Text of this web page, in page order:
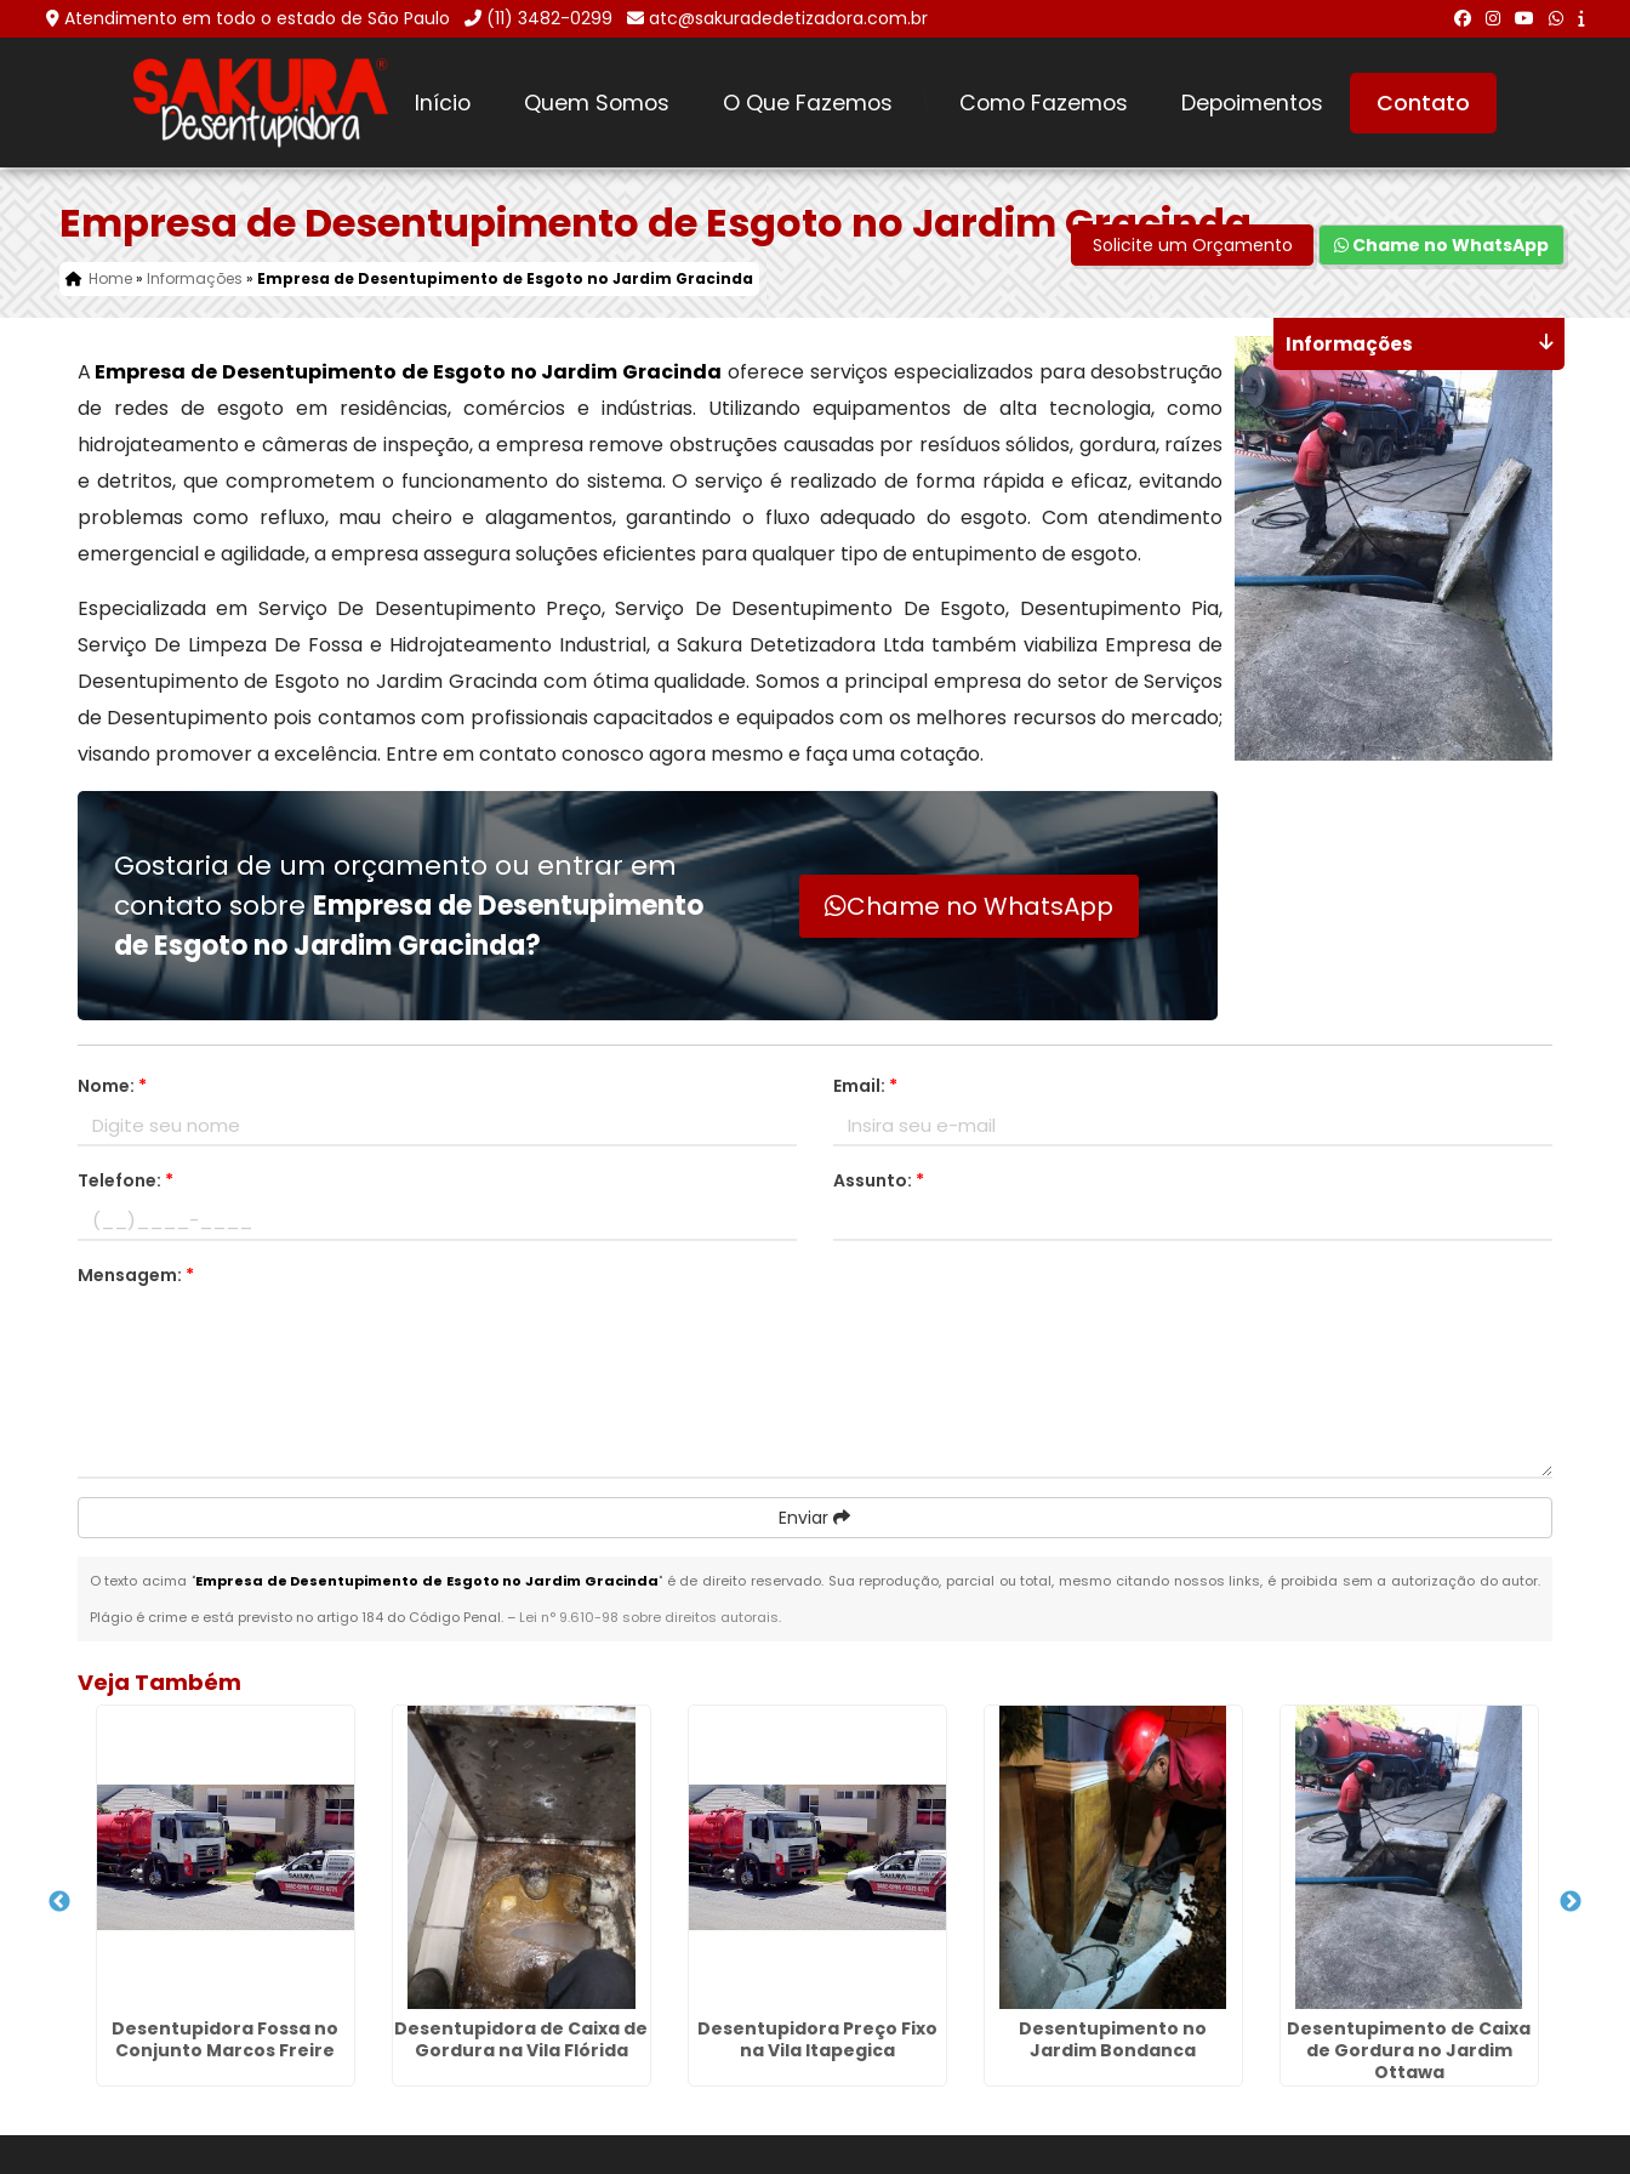
Atendimento em todo o estado de São Paulo (11) 3482-0299 atc@sakuradedetizadora.com.br
Início Quem Somos O Que Fazemos Como Fazemos Depoimentos Contato
Empresa de Desentupimento de Esgoto no Jardim Gracinda
Home» Informações » Empresa de Desentupimento de Esgoto no Jardim Gracinda
Solicite um Orçamento Chame no WhatsApp
A Empresa de Desentupimento de Esgoto no Jardim Gracinda oferece serviços especializados para desobstrução
de redes de esgoto em residências, comércios e indústrias. Utilizando equipamentos de alta tecnologia, como
hidrojateamento e câmeras de inspeção, a empresa remove obstruções causadas por resíduos sólidos, gordura, raízes
e detritos, que comprometem o funcionamento do sistema. O serviço é realizado de forma rápida e eficaz, evitando
problemas como refluxo, mau cheiro e alagamentos, garantindo o fluxo adequado do esgoto. Com atendimento
emergencial e agilidade, a empresa assegura soluções eficientes para qualquer tipo de entupimento de esgoto.
Especializada em Serviço De Desentupimento Preço, Serviço De Desentupimento De Esgoto, Desentupimento Pia,
Serviço De Limpeza De Fossa e Hidrojateamento Industrial, a Sakura Detetizadora Ltda também viabiliza Empresa de
Desentupimento de Esgoto no Jardim Gracinda com ótima qualidade. Somos a principal empresa do setor de Serviços
de Desentupimento pois contamos com profissionais capacitados e equipados com os melhores recursos do mercado;
visando promover a excelência. Entre em contato conosco agora mesmo e faça uma cotação.
Gostaria de um orçamento ou entrar em
contato sobreEmpresa de Desentupimento
de Esgoto no Jardim Gracinda?
Chame no WhatsApp
Nome: * Email: *
Telefone: * Assunto: *
Mensagem: *
Enviar
O texto acima "Empresa de Desentupimento de Esgoto no Jardim Gracinda" é de direito reservado. Sua reprodução, parcial ou total, mesmo citando nossos links, é proibida sem a autorização do autor.
Plágio é crime e está previsto no artigo 184 do Código Penal. – Lei n° 9.610-98 sobre direitos autorais.
Informações
Veja Também
Desentupidora Fossa no
Conjunto Marcos Freire
Desentupidora de Caixa de
Gordura na Vila Flórida
Desentupidora Preço Fixo
na Vila Itapegica
Desentupimento no
Jardim Bondanca
Desentupimento de Caixa
de Gordura no Jardim
Ottawa